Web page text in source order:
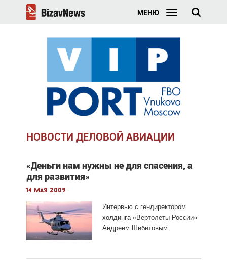
МЕНЮ
НОВОСТИ ДЕЛОВОЙ АВИАЦИИ
«Деньги нам нужны не для спасения, а
для развития»
14 мая 2009
Интервью с гендиректором
холдинга «Вертолеты России»
Андреем Шибитовым